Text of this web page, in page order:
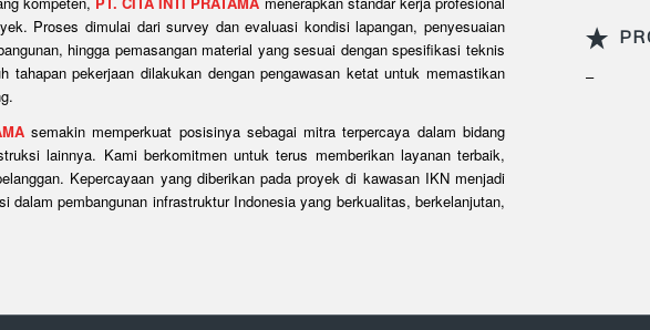
Proses dimulai dari survey dan evaluasi kondisi lapangan, penyesuaian
hingga pemasangan material yang sesuai dengan spesifikasi teknis
tahapan pekerjaan dilakukan dengan pengawasan ketat untuk memastikan
semakin memperkuat posisinya sebagai mitra terpercaya dalam bidang
lainnya. Kami berkomitmen untuk terus memberikan layanan terbaik,
Kepercayaan yang diberikan pada proyek di kawasan IKN menjadi
dalam pembangunan infrastruktur Indonesia yang berkualitas, berkelanjutan,
–